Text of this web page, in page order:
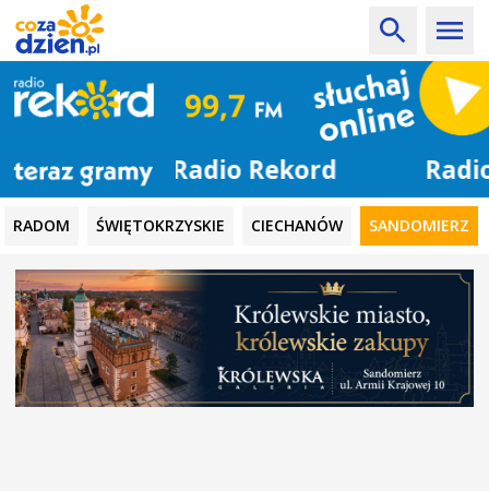
Radio Rekord
RADOM ŚWIĘTOKRZYSKIE CIECHANÓW SANDOMIERZ